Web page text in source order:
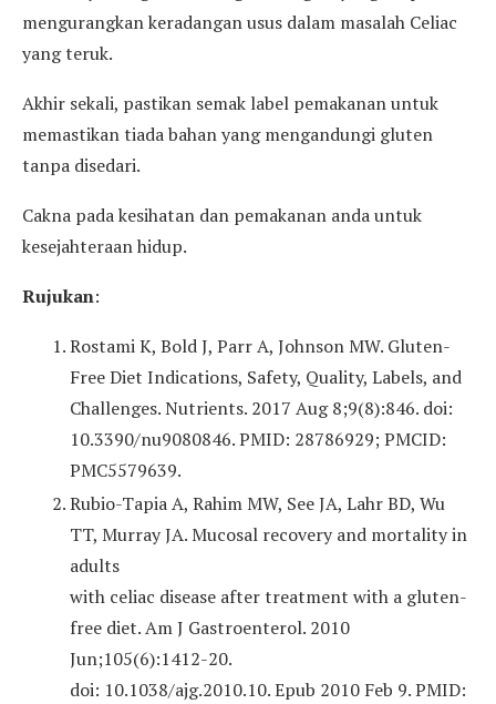
mengurangkan keradangan usus dalam masalah Celiac
yang teruk.
Akhir sekali, pastikan semak label pemakanan untuk
memastikan tiada bahan yang mengandungi gluten
tanpa disedari.
Cakna pada kesihatan dan pemakanan anda untuk
kesejahteraan hidup.
Rujukan:
Rostami K, Bold J, Parr A, Johnson MW. Gluten-
Free Diet Indications, Safety, Quality, Labels, and
Challenges. Nutrients. 2017 Aug 8;9(8):846. doi:
10.3390/nu9080846. PMID: 28786929; PMCID:
PMC5579639.
Rubio-Tapia A, Rahim MW, See JA, Lahr BD, Wu
TT, Murray JA. Mucosal recovery and mortality in
adults
with celiac disease after treatment with a gluten-
free diet. Am J Gastroenterol. 2010
Jun;105(6):1412-20.
doi: 10.1038/ajg.2010.10. Epub 2010 Feb 9. PMID: